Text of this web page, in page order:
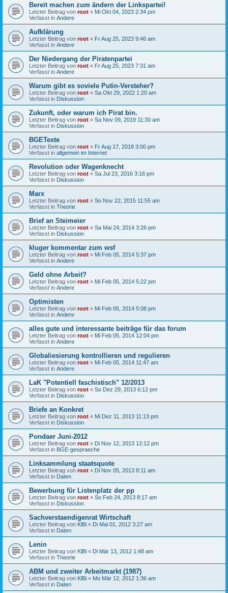
Bereit machen zum ändern der Linkspartei!
Letzter Beitrag von root « Mi Okt 04, 2023 2:34 pm
Verfasst in Andere
Aufklärung
Letzter Beitrag von root « Fr Aug 25, 2023 9:46 am
Verfasst in Andere
Der Niedergang der Piratenpartei
Letzter Beitrag von root « Fr Aug 25, 2023 7:31 am
Verfasst in Andere
Warum gibt es soviele Putin-Versteher?
Letzter Beitrag von root « Sa Okt 29, 2022 1:20 am
Verfasst in Diskussion
Zukunft, oder warum ich Pirat bin.
Letzter Beitrag von root « Sa Nov 09, 2019 11:30 am
Verfasst in Diskussion
BGETexte
Letzter Beitrag von root « Fr Aug 17, 2018 3:00 pm
Verfasst in allgemein im Internet
Revolution oder Wagenknecht
Letzter Beitrag von root « Sa Jul 23, 2016 3:16 pm
Verfasst in Diskussion
Marx
Letzter Beitrag von root « So Nov 22, 2015 11:55 am
Verfasst in Theorie
Brief an Steimeier
Letzter Beitrag von root « Sa Mai 24, 2014 3:26 pm
Verfasst in Diskussion
kluger kommentar zum wsf
Letzter Beitrag von root « Mi Feb 05, 2014 5:37 pm
Verfasst in Andere
Geld ohne Arbeit?
Letzter Beitrag von root « Mi Feb 05, 2014 5:22 pm
Verfasst in Andere
Optimisten
Letzter Beitrag von root « Mi Feb 05, 2014 5:08 pm
Verfasst in Andere
alles gute und interessante beiträge für das forum
Letzter Beitrag von root « Mi Feb 05, 2014 12:04 pm
Verfasst in Andere
Globaliesierung kontrollieren und regulieren
Letzter Beitrag von root « Mi Feb 05, 2014 11:47 am
Verfasst in Andere
LaK "Potentiell faschistisch" 12/2013
Letzter Beitrag von root « So Dez 29, 2013 6:12 pm
Verfasst in Diskussion
Briefe an Konkret
Letzter Beitrag von root « Mi Dez 11, 2013 11:13 pm
Verfasst in Diskussion
Pondaer Juni-2012
Letzter Beitrag von root « Di Nov 12, 2013 12:12 pm
Verfasst in BGE-gespraeche
Linksammlung staatsquote
Letzter Beitrag von root « Di Nov 05, 2013 8:11 am
Verfasst in Daten
Bewerbung für Listenplatz der pp
Letzter Beitrag von root « So Feb 24, 2013 8:17 am
Verfasst in Diskussion
Sachverstaendigenrat Wirtschaft
Letzter Beitrag von KlBi « Di Mai 01, 2012 3:27 am
Verfasst in Daten
Lenin
Letzter Beitrag von KlBi « Di Mär 13, 2012 1:48 am
Verfasst in Theorie
ABM und zweiter Arbeitmarkt (1987)
Letzter Beitrag von KlBi « Mo Mär 12, 2012 1:36 am
Verfasst in Daten